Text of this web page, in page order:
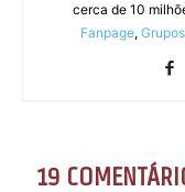
cerca de 10
Fanpage, Grupos
19